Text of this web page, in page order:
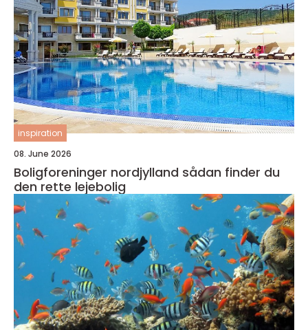
inspiration
08. June 2026
Boligforeninger nordjylland sådan finder du
den rette lejebolig